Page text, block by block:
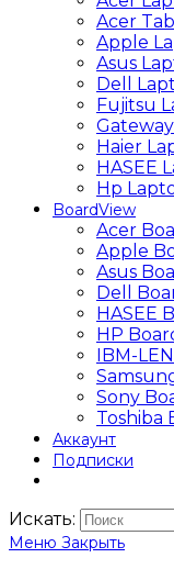
Acer
Apple
Asus
Dell
Fujitsu
Haier
HASEE
Hp
BoardView
Acer
Apple
Asus
Dell
HASEE
HP
IBM-
Sony
Toshiba
Аккаунт
Подписки
Искать:
Меню Закрыть